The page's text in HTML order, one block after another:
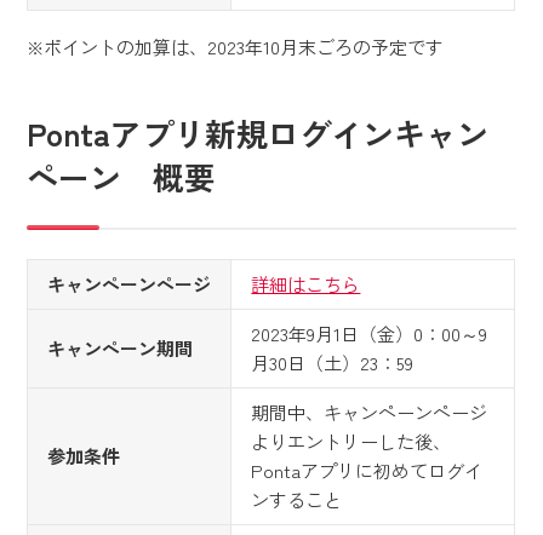
※ポイントの加算は、2023年10月末ごろの予定です
Pontaアプリ新規ログインキャン
ペーン 概要
キャンペーンページ 詳細はこちら
キャンペーン期間
2023年9月1日（金）0：00～9
月30日（土）23：59
参加条件
期間中、キャンペーンページ
よりエントリーした後、
Pontaアプリに初めてログイ
ンすること